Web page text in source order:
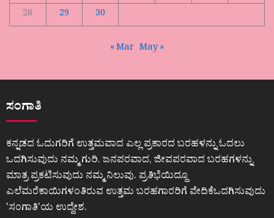
28
29 30
« Mar May »
ಸಂಗಾತಿ
ಕನ್ನಡದ ಓದುಗರಿಗೆ ಉತ್ತಮವಾದ ಎಲ್ಲ ಪ್ರಕಾರದ ಬರಹಳನ್ನು ಓದಲು
ಒದಗಿಸುವುದು ನಮ್ಮ ಗುರಿ. ಜನಪರವಾದ, ಜೀವಪರವಾದ ಬರಹಗಳನ್ನು
ಮಾತ್ರ ಪ್ರಕಟಿಸುವುದು ನಮ್ಮ ನಿಲುವು. ಪ್ರತಿಭೆಯಿದ್ದೂ
ಎಲೆಮರೆಕಾಯಿಗಳಂತಿರುವ ಉತ್ತಮ ಬರಹಗಾರರಿಗೆ ವೇದಿಕೆಒದಗಿಸುವುದು
ʼಸಂಗಾತಿʼಯ ಉದ್ದೇಶ.